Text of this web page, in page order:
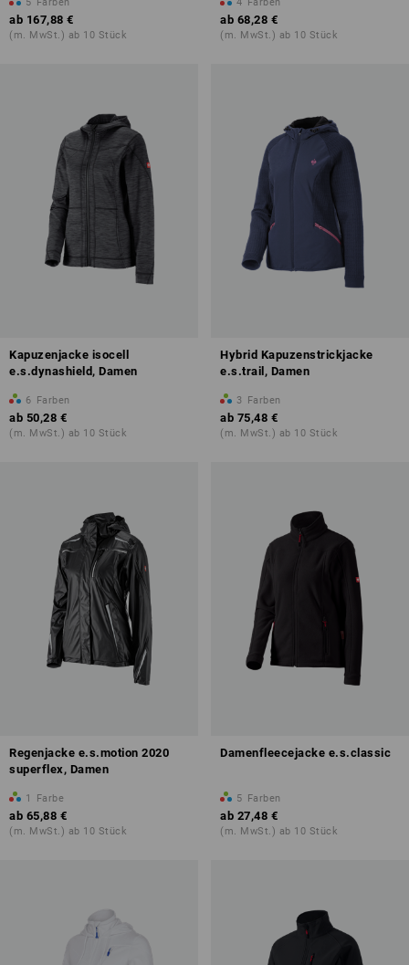
ab 167,88 €
(m. MwSt.) ab 10 Stück
ab 68,28 €
(m. MwSt.) ab 10 Stück
Kapuzenjacke isocell
e.s.dynashield, Damen
6 Farben
ab 50,28 €
(m. MwSt.) ab 10 Stück
Hybrid Kapuzenstrickjacke
e.s.trail, Damen
3 Farben
ab 75,48 €
(m. MwSt.) ab 10 Stück
Regenjacke e.s.motion 2020
superflex, Damen
1 Farbe
ab 65,88 €
(m. MwSt.) ab 10 Stück
Damenfleecejacke e.s.classic
5 Farben
ab 27,48 €
(m. MwSt.) ab 10 Stück